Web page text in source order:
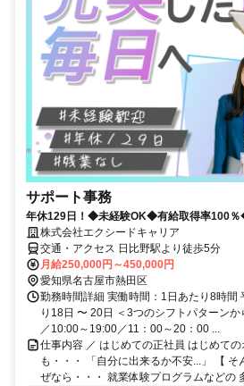
サポート事務
年休129日！◆未経験OK◆有給取得率100
株式会社エクシードキャリア
交通・アクセス 日比野駅より徒歩5分
月給250,000円～450,000円
愛知県名古屋市熱田区
勤務時間詳細 実働時間：1日あたり8時間
り18日 〜 20日 ＜3つのシフトパターン
／10:00～19:00／11：00～20：00 ...
仕事内容 ／ はじめての正社員 はじめて
も・・・ 「自分に出来るか不安...」 【
ぜなら・・・ 就業体験プログラムなどの